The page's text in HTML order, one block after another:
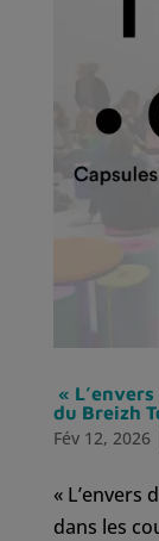
«
du Breizh
Fév 12, 2026
« L’envers
dans les